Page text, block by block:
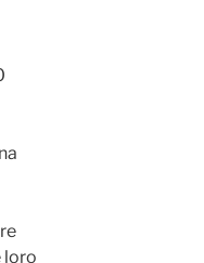
loro